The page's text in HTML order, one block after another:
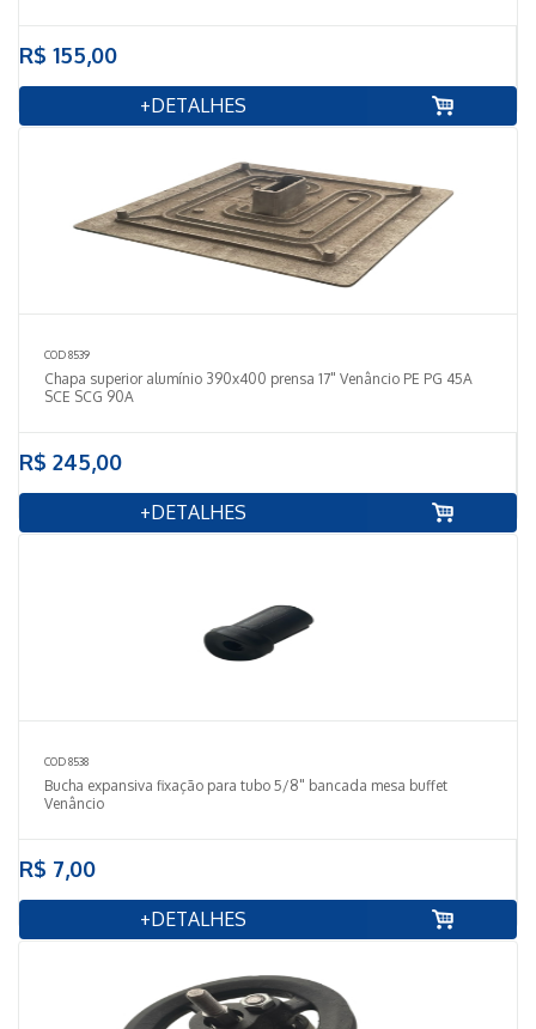
R$ 155,00
+DETALHES
COD 8539
Chapa superior alumínio 390x400 prensa 17" Venâncio PE PG 45A
SCE SCG 90A
R$ 245,00
+DETALHES
COD 8538
Bucha expansiva fixação para tubo 5/8" bancada mesa buffet
Venâncio
R$ 7,00
+DETALHES